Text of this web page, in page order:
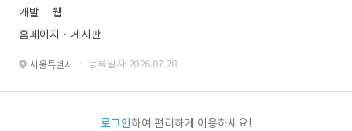
개발
웹
홈페이지ㆍ게시판
서울특별시 · 등록일자 2026.07.28.
로그인하여 편리하게 이용하세요!